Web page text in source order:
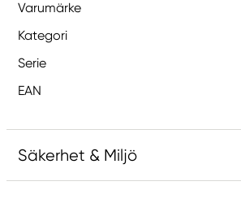
Varumärke
Kategori
Serie
EAN
Säkerhet & Miljö